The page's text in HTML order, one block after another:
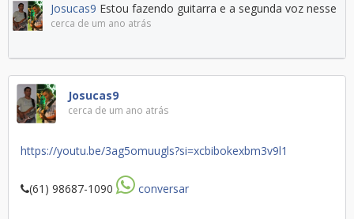
Josucas9 Estou fazendo guitarra e a segunda voz nesse
cerca de um ano atrás
Josucas9
cerca de um ano atrás
https://youtu.be/3ag5omuugls?si=xcbibokexbm3v9l1
(61) 98687-1090 conversar